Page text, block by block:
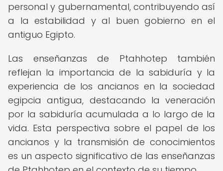
personal y gubernamental, contribuyendo así
a la estabilidad y al buen gobierno en el
antiguo Egipto.
Las enseñanzas de Ptahhotep también
reflejan la importancia de la sabiduría y la
experiencia de los ancianos en la sociedad
egipcia antigua, destacando la veneración
por la sabiduría acumulada a lo largo de la
vida. Esta perspectiva sobre el papel de los
ancianos y la transmisión de conocimientos
es un aspecto significativo de las enseñanzas